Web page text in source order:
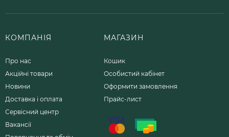
КОМПАНІЯ
Про нас
Акційні товари
Новини
Доставка і оплата
Сервісний центр
Вакансії
МАГАЗИН
Кошик
Особистий кабінет
Оформити замовлення
Прайс-лист